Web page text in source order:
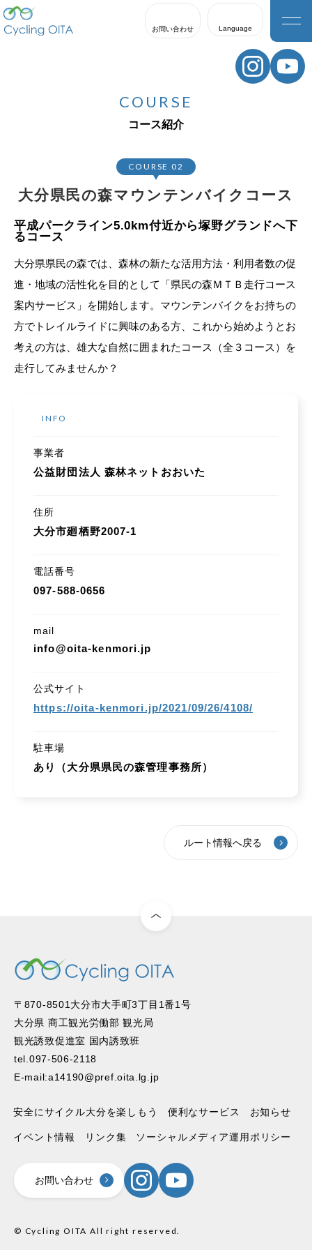
お問い合わせ Language
日本語
English
COURSE
コース紹介
COURSE 02
大分県民の森マウンテンバイクコース
平成パークライン5.0km付近から塚野グランドへ下
るコース
大分県県民の森では、森林の新たな活用方法・利用者数の促
進・地域の活性化を目的として「県民の森ＭＴＢ走行コース
案内サービス」を開始します。マウンテンバイクをお持ちの
方でトレイルライドに興味のある方、これから始めようとお
考えの方は、雄大な自然に囲まれたコース（全３コース）を
走行してみませんか？
INFO
事業者
公益財団法人 森林ネットおおいた
住所
大分市廻栖野2007-1
電話番号
097-588-0656
mail
info@oita-kenmori.jp
公式サイト
https://oita-kenmori.jp/2021/09/26/4108/
駐車場
あり（大分県県民の森管理事務所）
ルート情報へ戻る
〒870-8501大分市大手町3丁目1番1号
大分県 商工観光労働部 観光局
観光誘致促進室 国内誘致班
tel.097-506-2118
E-mail:a14190@pref.oita.lg.jp
安全にサイクル大分を楽しもう 便利なサービス お知らせ
イベント情報 リンク集 ソーシャルメディア運用ポリシー
お問い合わせ
© Cycling OITA All right reserved.